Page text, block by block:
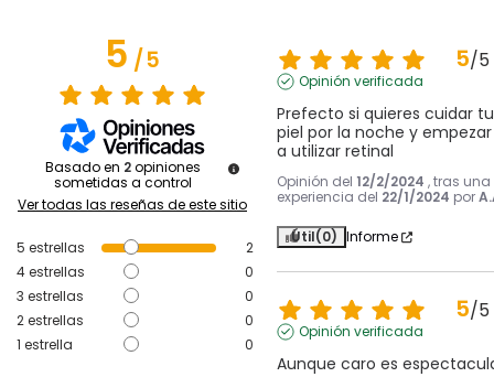
5/5
Basado en 2 opiniones
sometidas a control
Ver todas las reseñas de este sitio
5 estrellas
2
4estrellas
0
3 estrellas
0
2estrellas
0
1 estrella 0
5/5
Opinión verificada
Prefecto si quieres cuidar tu
piel por la noche y empezar
a utilizar retinal
Opinión del 12/2/2024 , tras una
experiencia del 22/1/2024 por
Útil(0) Informe
5/5
Opinión verificada
Aunque caro es